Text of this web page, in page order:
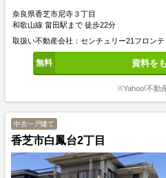
奈良県香芝市尼寺３丁目
和歌山線 畠田駅まで 徒歩22分
取扱い不動産会社：センチュリー21フロ
資料を
※Yahoo!不動
中古一戸建て
香芝市白鳳台2丁目